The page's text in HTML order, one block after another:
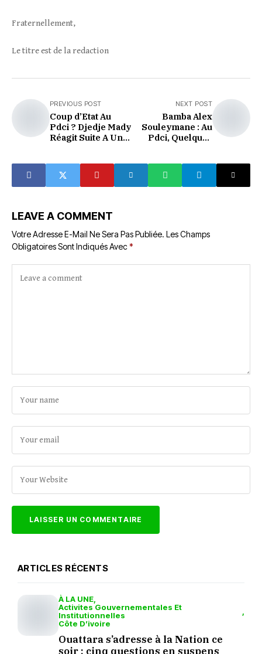
Fraternellement,
Le titre est de la redaction
PREVIOUS POST
Coup d’Etat Au
Pdci ? Djedje Mady
Réagit Suite A Une
Son Adjoint
NEXT POST
Bamba Alex
Souleymane : Au
Pdci, Quelques
Courage De
Montrer Leur Vrai
Visage
LEAVE A COMMENT
Votre Adresse E-Mail Ne Sera Pas Publiée. Les Champs
Obligatoires Sont Indiqués Avec*
ARTICLES RÉCENTS
À LA UNE
Activites Gouvernementales Et
Institutionnelles
Côte D’ivoire
Ouattara s’adresse à la Nation ce
soir : cinq questions en suspens